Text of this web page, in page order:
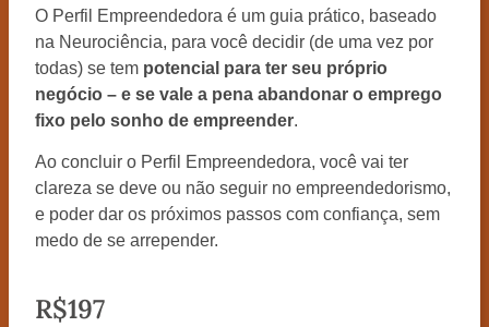
O Perfil Empreendedora é um guia prático, baseado
na Neurociência, para você decidir (de uma vez por
todas) se tem potencial para ter seu próprio
negócio – e se vale a pena abandonar o emprego
fixo pelo sonho de empreender.
Ao concluir o Perfil Empreendedora, você vai ter
clareza se deve ou não seguir no empreendedorismo,
e poder dar os próximos passos com confiança, sem
medo de se arrepender.
R$197